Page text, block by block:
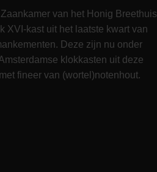
van het Honig Breethuis
XVI-kast uit het laatste kwart van
Deze zijn nu onder
klokkasten uit deze
fineer van (wortel)notenhout.